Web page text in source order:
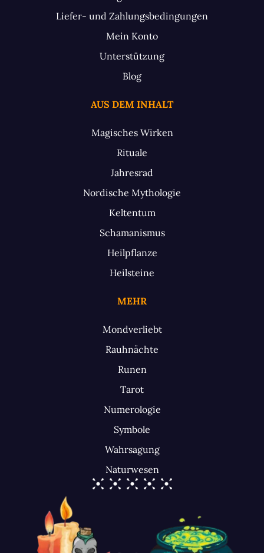
Liefer- und Zahlungsbedingungen
Mein Konto
Unterstützung
Blog
AUS DEM INHALT
Magisches Wirken
Rituale
Jahresrad
Nordische Mythologie
Keltentum
Schamanismus
Heilpflanze
Heilsteine
MEHR
Mondverliebt
Rauhnächte
Runen
Tarot
Numerologie
Symbole
Wahrsagung
Naturwesen